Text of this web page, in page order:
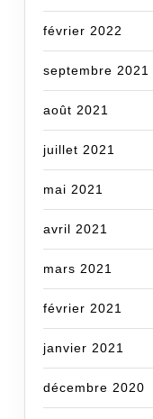
février 2022
septembre 2021
août 2021
juillet 2021
mai 2021
avril 2021
mars 2021
février 2021
janvier 2021
décembre 2020